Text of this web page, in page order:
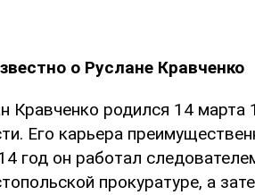
о Руслане Кравченко
Кравченко родился 14 марта
Его карьера
год он работал
прокуратуре, а